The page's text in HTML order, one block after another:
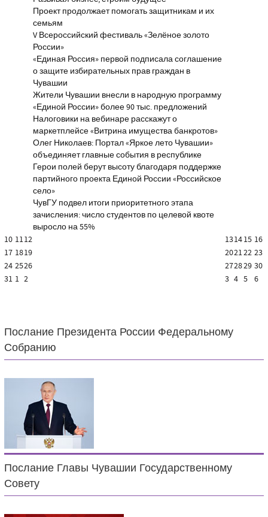
Проект продолжает помогать защитникам и их
семьям
V Всероссийский фестиваль «Зелёное золото
России»
«Единая Россия» первой подписала соглашение
о защите избирательных прав граждан в
Чувашии
Жители Чувашии внесли в народную программу
«Единой России» более 90 тыс. предложений
Налоговики на вебинаре расскажут о
маркетплейсе «Витрина имущества банкротов»
Олег Николаев: Портал «Яркое лето Чувашии»
объединяет главные события в республике
Герои полей берут высоту благодаря поддержке
партийного проекта Единой России «Российское
село»
ЧувГУ подвел итоги приоритетного этапа
зачисления: число студентов по целевой квоте
выросло на 55%
10 1112 131415 16
17 1819 202122 23
24 2526 272829 30
31 1 2 3 4 5 6
Послание Президента России Федеральному
Собранию
Послание Главы Чувашии Государственному
Совету